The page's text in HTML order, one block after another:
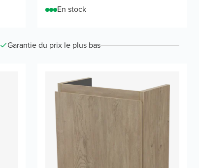
En stock
Garantie du prix le plus bas